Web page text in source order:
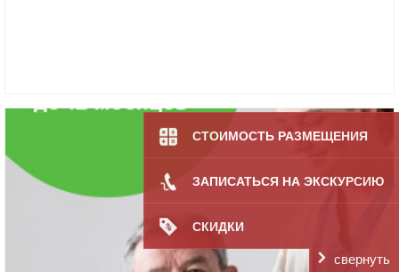
СТОИМОСТЬ РАЗМЕЩЕНИЯ
ЗАПИСАТЬСЯ НА ЭКСКУРСИЮ
СКИДКИ
свернуть